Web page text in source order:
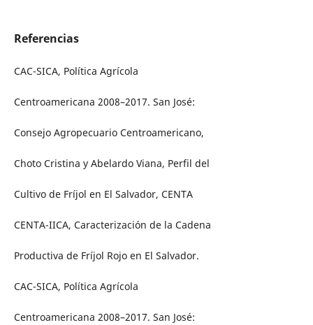
Referencias
CAC-SICA, Política Agrícola
Centroamericana 2008–2017. San José:
Consejo Agropecuario Centroamericano,
Choto Cristina y Abelardo Viana, Perfil del
Cultivo de Fríjol en El Salvador, CENTA
CENTA-IICA, Caracterización de la Cadena
Productiva de Fríjol Rojo en El Salvador.
CAC-SICA, Política Agrícola
Centroamericana 2008–2017. San José: